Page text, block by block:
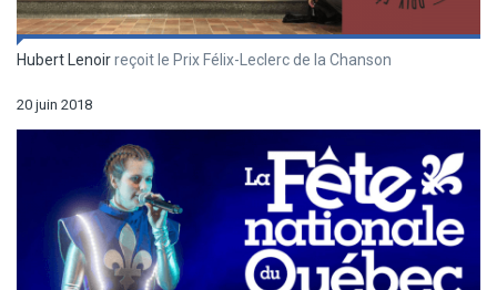
Hubert Lenoirreçoit le Prix Félix-Leclerc de la Chanson
20 juin 2018